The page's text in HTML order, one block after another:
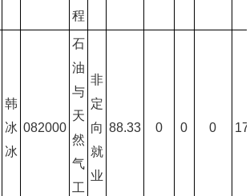
程
韩
冰
冰
082000
石
油
与
天
然
气
工
非
定
向
就
业
88.33 0 0 0